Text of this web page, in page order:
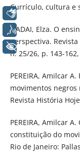
Currículo, cultura e
NADAI, Elza. O
perspectiva.
n. 25/26, p. 143-
PEREIRA, Amilcar
movimentos
Revista História
PEREIRA, Amilcar
constituição do
Rio de Janeiro:
Libras
Voz
+